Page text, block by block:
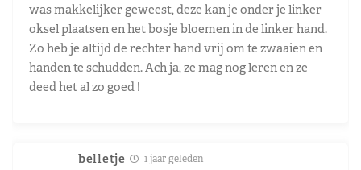
was makkelijker geweest, deze kan je onder je linker
oksel plaatsen en het bosje bloemen in de linker hand.
Zo heb je altijd de rechter hand vrij om te zwaaien en
handen te schudden. Ach ja, ze mag nog leren en ze
deed het al zo goed !
belletje 1 jaar geleden